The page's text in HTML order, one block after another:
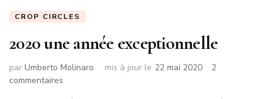
CROP CIRCLES
2020 une année exceptionnelle
par Umberto Molinaro mis à jour le 22 mai 2020
2
commentaires